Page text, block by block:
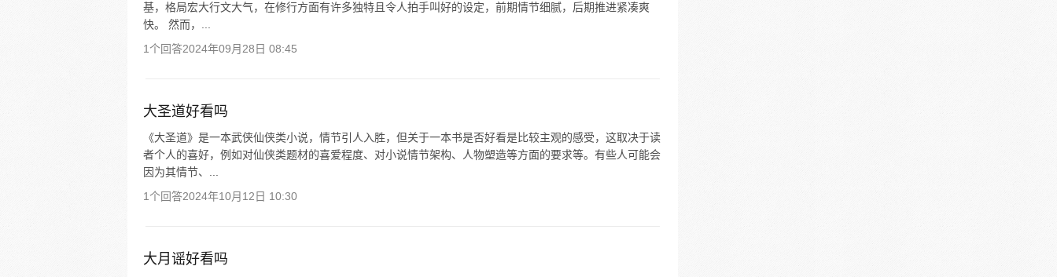
基，格局宏大行文大气，在修行方面有许多独特且令人拍手叫好的设定，前期情节细腻，后期推进紧凑爽
快。 然而，...
1个回答2024年09月28日 08:45
大圣道好看吗
《大圣道》是一本武侠仙侠类小说，情节引人入胜，但关于一本书是否好看是比较主观的感受，这取决于读
者个人的喜好，例如对仙侠类题材的喜爱程度、对小说情节架构、人物塑造等方面的要求等。有些人可能会
因为其情节、...
1个回答2024年10月12日 10:30
大月谣好看吗